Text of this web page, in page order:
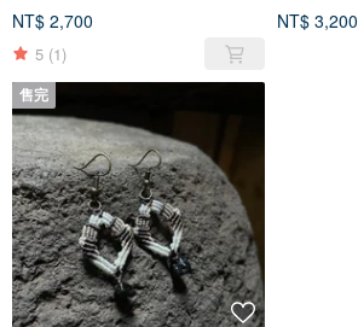
NT$ 2,700
5 (1)
NT$ 3,200
售完